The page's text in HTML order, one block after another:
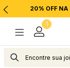
20% OFF NA
1
Acessórios